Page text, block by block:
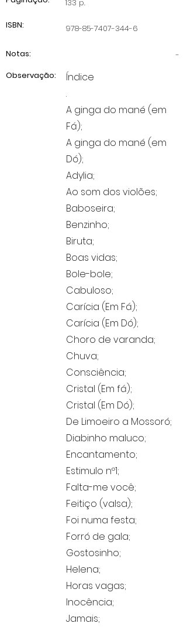
133 p.
ISBN:
978-85-7407-344-6
-
Notas:
Observação:
Índice
.
A ginga do mané (em
Fá);
A ginga do mané (em
Dó);
Adylia;
Ao som dos violões;
Baboseira;
Benzinho;
Biruta;
Boas vidas;
Bole-bole;
Cabuloso;
Carícia (Em Fá);
Carícia (Em Dó);
Choro de varanda;
Chuva;
Consciência;
Cristal (Em fá);
Cristal (Em Dó);
De Limoeiro a Mossoró;
Diabinho maluco;
Encantamento;
Estimulo nº1;
Falta-me você;
Feitiço (valsa);
Foi numa festa;
Forró de gala;
Gostosinho;
Helena;
Horas vagas;
Inocência;
Jamais;